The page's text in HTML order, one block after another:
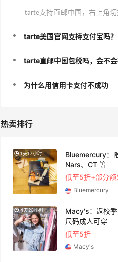
tarte支持直邮中国，右上角切
tarte美国官网支持支付宝吗？
tarte直邮中国包税吗，会不会
为什么用信用卡支付不成功
热卖排行
1天17小时
Bluemercury：
Nars、CT 等
低至5折+部分
Bluemercury
4天20小时
Macy's：返校
尺码成人可穿
低至5折
Macy's